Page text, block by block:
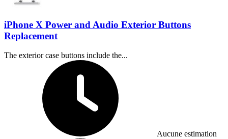
iPhone X Power and Audio Exterior Buttons
Replacement
The exterior case buttons include the...
Aucune estimation